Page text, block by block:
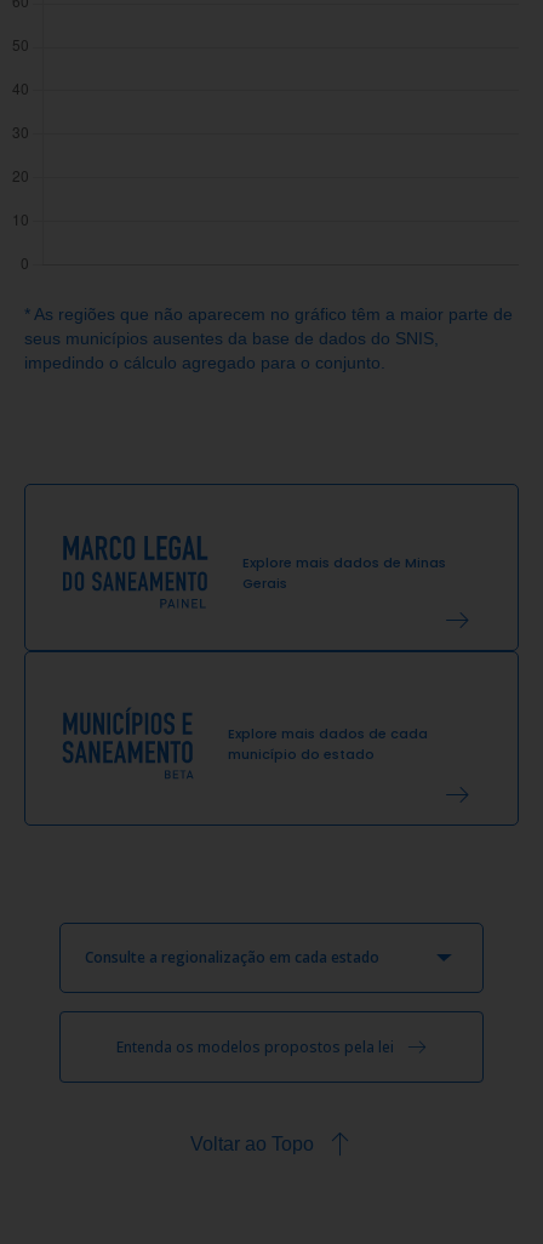
* As regiões que não aparecem no gráfico têm a maior parte de
seus municípios ausentes da base de dados do SNIS,
impedindo o cálculo agregado para o conjunto.
Explore mais dados de Minas
Gerais
Explore mais dados de cada
município do estado
Consulte a regionalização em cada estado
Entenda os modelos propostos pela lei
Voltar ao Topo